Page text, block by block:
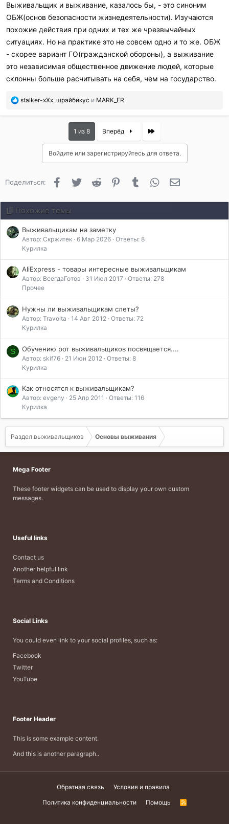
и
л
и
Выживальщик и выживание, казалось бы, - это синоним
ОБЖ(основ безопасности жизнедеятельности). Изучаются
похожие действия при одних и тех же чрезвычайных
ситуациях. Но на практике это не совсем одно и то же. ОБЖ
- скорее вариант ГО(гражданской обороны), а выживание
это независимая общественное движение людей, которые
склонны больше расчитывать на себя, чем на государство.
П
б
р
л
и
:
stalker-xXx, шрайбикус и MARK_ER
1 из 8 Вперёд Last
Войдите или зарегистрируйтесь для ответа.
Поделиться: FacebookTwitter Reddit PinterestTumblr WhatsApp
Похожие темы
Выживальщикам на заметку
Автор: Скржитек 6 Мар 2026 Ответы: 8
Курилка
AliExpress - товары интересные выживальщикам
Автор: ВсегдаГотов 31 Июл 2017
Ответы: 278
Прочее
Нужны ли выживальщикам слеты?
Автор: Travolta 14 Авг 2012 Ответы: 72
Курилка
S Обучению рот выживальщиков посвящается....
Автор: skif76 21 Июн 2012
Ответы: 8
Курилка
Как относятся к выживальщикам?
Автор: evgeny 25 Апр 2011
Ответы: 116
Курилка
Раздел выживальщиков Основы выживания
Mega Footer
These footer widgets can be used to display your own custom
messages.
Useful links
Contact us
Another helpful link
Terms and Conditions
Social Links
You could even link to your social profiles, such as:
Facebook
Twitter
YouTube
Footer Header
This is some example content.
And this is another paragraph..
Обратная связь
Условия и правила
Политика конфиденциальности
Помощь
R